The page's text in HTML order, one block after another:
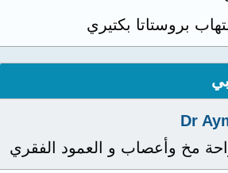
بروستاتا بكتيري
Dr
مخ وأعصاب و العمود الفقري